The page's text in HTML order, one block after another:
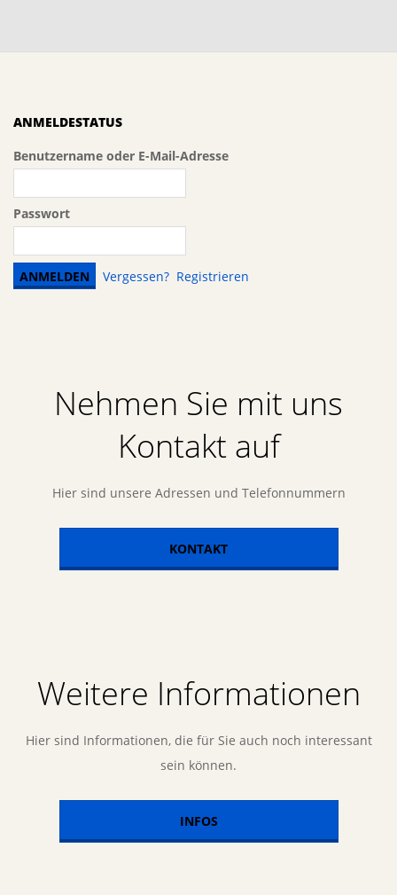
ANMELDESTATUS
Benutzername oder E-Mail-Adresse
Passwort
Vergessen? Registrieren
Nehmen Sie mit uns
Kontakt auf
Hier sind unsere Adressen und Telefonnummern
KONTAKT
Weitere Informationen
Hier sind Informationen, die für Sie auch noch interessant
sein können.
INFOS